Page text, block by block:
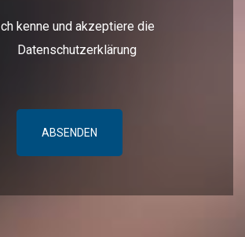
Ich kenne und akzeptiere die
Datenschutzerklärung